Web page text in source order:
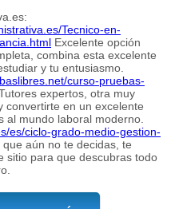
Tecnico-en-
Excelente opción
combina esta excelente
y tu entusiasmo.
curso-pruebas-
expertos, otra muy
convertirte en un excelente
al mundo laboral moderno.
es/ciclo-grado-medio-gestion-
que aún no te decidas, te
sitio para que descubras todo